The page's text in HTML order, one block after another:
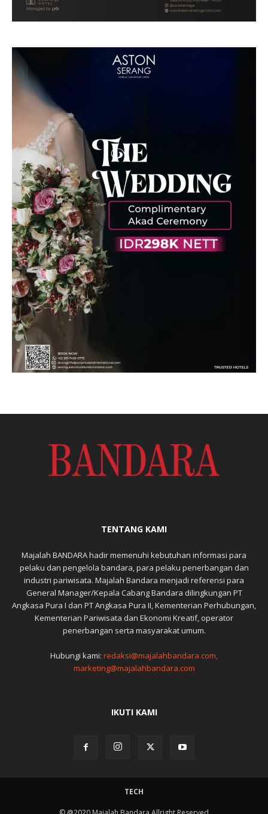
TENTANG KAMI
Majalah BANDARA hadir memenuhi kebutuhan informasi para
pelaku dan pengelola bandara, para pelaku penerbangan dan
industri pariwisata. Majalah Bandara menjadi referensi para
General Manager/Kepala Cabang Bandara dilingkungan PT
Angkasa Pura I dan PT Angkasa Pura II, Kementerian Perhubungan,
Kementerian Pariwisata dan Ekonomi Kreatif, operator
penerbangan serta masyarakat umum.
Hubungi kami: redaksi@majalahbandara.com,
marketing@majalahbandara.com
IKUTI KAMI
TECH